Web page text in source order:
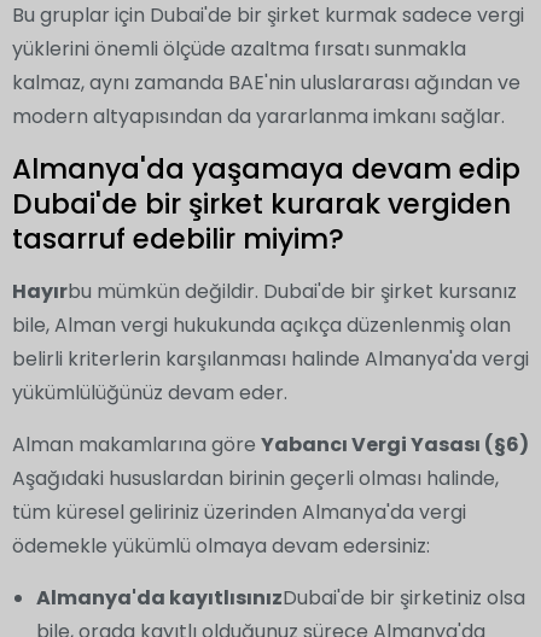
Bu gruplar için Dubai'de bir şirket kurmak sadece vergi
yüklerini önemli ölçüde azaltma fırsatı sunmakla
kalmaz, aynı zamanda BAE'nin uluslararası ağından ve
modern altyapısından da yararlanma imkanı sağlar.
Almanya'da yaşamaya devam edip
Dubai'de bir şirket kurarak vergiden
tasarruf edebilir miyim?
Hayırbu mümkün değildir. Dubai'de bir şirket kursanız
bile, Alman vergi hukukunda açıkça düzenlenmiş olan
belirli kriterlerin karşılanması halinde Almanya'da vergi
yükümlülüğünüz devam eder.
Alman makamlarına göre Yabancı Vergi Yasası (§6)
Aşağıdaki hususlardan birinin geçerli olması halinde,
tüm küresel geliriniz üzerinden Almanya'da vergi
ödemekle yükümlü olmaya devam edersiniz:
Almanya'da kayıtlısınızDubai'de bir şirketiniz olsa